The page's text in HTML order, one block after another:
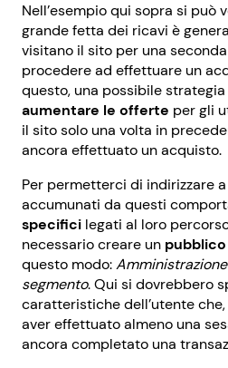
Nell’esempio qui sopra si può
grande fetta dei ricavi è
visitano il sito per una
procedere ad effettuare un
questo, una possibile
aumentare le offerte per gli
il sito solo una volta in
ancora effettuato un acquisto.
Per permetterci di indirizzare
accumunati da questi
specifici legati al loro
necessario creare un
questo modo:Amministrazione
segmento. Qui si dovrebbero
caratteristiche dell’utente
aver effettuato almeno una
ancora completato una